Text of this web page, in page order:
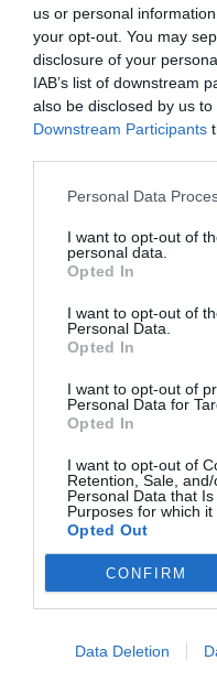
us or personal
your opt-out. You may
disclosure of your
IAB’s list of downstream
also be disclosed by us
Downstream Participants
Personal Data
I want to opt-out of
personal data.
Opted In
I want to opt-out of
Personal Data.
Opted In
I want to opt-out of
Personal Data for
Opted In
I want to opt-out of
Retention, Sale,
Personal Data that
Purposes for which it
Opted Out
CONFIRM
Data Deletion